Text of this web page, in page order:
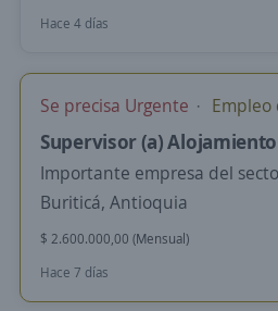
Hace 4 días
Se precisa Urgente Empleo
Supervisor (a) Alojamiento
Importante empresa del
Buriticá, Antioquia
$ 2.600.000,00 (Mensual)
Hace 7 días